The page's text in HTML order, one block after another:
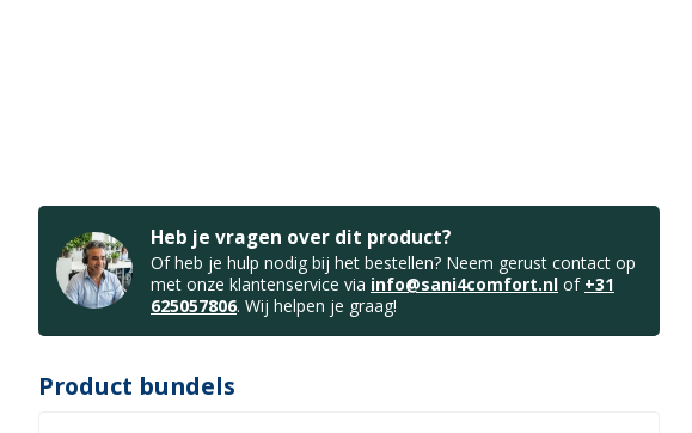
Heb je vragen over dit product?
Of heb je hulp nodig bij het bestellen? Neem gerust contact op
met onze klantenservice via info@sani4comfort.nl of +31
625057806. Wij helpen je graag!
Product bundels